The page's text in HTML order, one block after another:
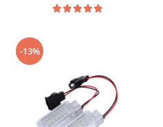
-13%